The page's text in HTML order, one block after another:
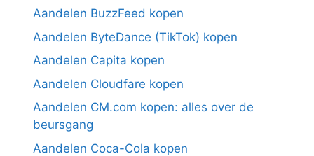
Aandelen BuzzFeed kopen
Aandelen ByteDance (TikTok) kopen
Aandelen Capita kopen
Aandelen Cloudfare kopen
Aandelen CM.com kopen: alles over de
beursgang
Aandelen Coca-Cola kopen